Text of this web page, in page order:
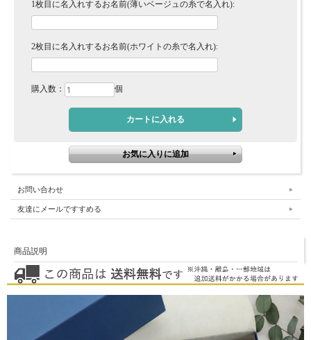
1枚目に名入れするお名前(薄いベージュの糸で名入れ):
2枚目に名入れするお名前(ホワイトの糸で名入れ):
購入数： 個
お問い合わせ
友達にメールですすめる
商品説明